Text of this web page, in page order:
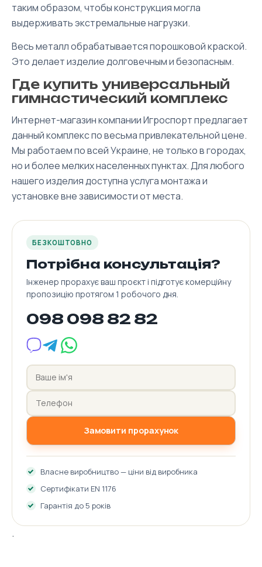
таким образом, чтобы конструкция могла
выдерживать экстремальные нагрузки.
Весь металл обрабатывается порошковой краской.
Это делает изделие долговечным и безопасным.
Где купить универсальный
гимнастический комплекс
Интернет-магазин компании Игроспорт предлагает
данный комплекс по весьма привлекательной цене.
Мы работаем по всей Украине, не только в городах,
но и более мелких населенных пунктах. Для любого
нашего изделия доступна услуга монтажа и
установке вне зависимости от места.
БЕЗКОШТОВНО
Потрібна консультація?
Інженер прорахує ваш проєкт і підготує комерційну
пропозицію протягом 1 робочого дня.
098 098 82 82
Замовити прорахунок
Власне виробництво — ціни від виробника
Сертифікати EN 1176
Гарантія до 5 років
.